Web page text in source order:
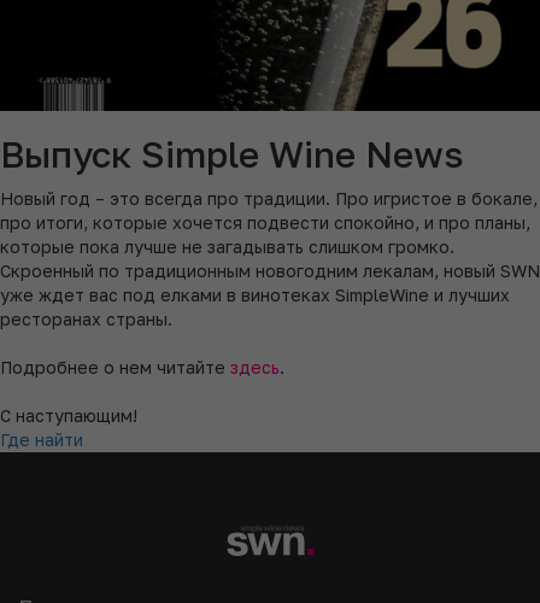
Выпуск Simple Wine News
Новый год – это всегда про традиции. Про игристое в бокале,
про итоги, которые хочется подвести спокойно, и про планы,
которые пока лучше не загадывать слишком громко.
Скроенный по традиционным новогодним лекалам, новый SWN
уже ждет вас под елками в винотеках SimpleWine и лучших
ресторанах страны.
Подробнее о нем читайте здесь.
С наступающим!
Где найти